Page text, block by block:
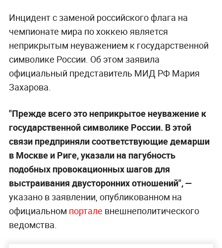
Инцидент с заменой российского флага на
чемпионате мира по хоккею является
неприкрытым неуважением к государственной
символике России. Об этом заявила
официальный представитель МИД РФ Мария
Захарова.
"Прежде всего это неприкрытое неуважение к
государственной символике России. В этой
связи предприняли соответствующие демарши
в Москве и Риге, указали на пагубность
подобных провокационных шагов для
выстраивания двусторонних отношений", —
указано в заявлении, опубликованном на
официальном портале внешнеполитического
ведомства.